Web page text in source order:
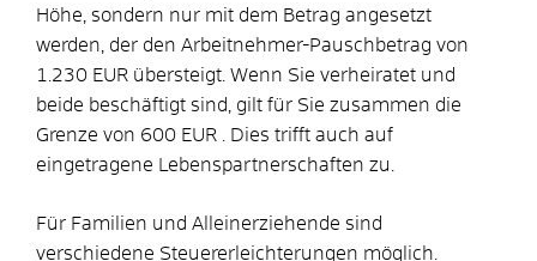
Höhe, sondern nur mit dem Betrag angesetzt
werden, der den Arbeitnehmer-Pauschbetrag von
1.230 EUR übersteigt. Wenn Sie verheiratet und
beide beschäftigt sind, gilt für Sie zusammen die
Grenze von 600 EUR . Dies trifft auch auf
eingetragene Lebenspartnerschaften zu.
Für Familien und Alleinerziehende sind
verschiedene Steuererleichterungen möglich.